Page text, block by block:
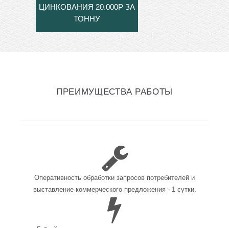
ЦИНКОВАНИЯ 20.000Р ЗА
ТОННУ
ПРЕИМУЩЕСТВА РАБОТЫ
Оперативность обработки запросов потребителей и
выставление коммерческого предложения - 1 сутки.